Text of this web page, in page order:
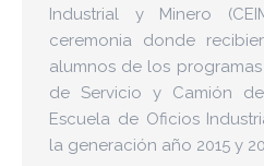
Industrial y Minero
ceremonia donde
alumnos de los
de Servicio y Camión
Escuela de Oficios
la generación año 2015 y